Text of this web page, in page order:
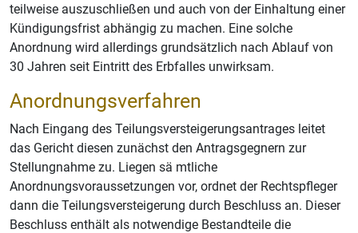
teilweise auszuschließen und auch von der Einhaltung einer
Kündigungsfrist abhängig zu machen. Eine solche
Anordnung wird allerdings grundsätzlich nach Ablauf von
30 Jahren seit Eintritt des Erbfalles unwirksam.
Anordnungsverfahren
Nach Eingang des Teilungsversteigerungsantrages leitet
das Gericht diesen zunächst den Antragsgegnern zur
Stellungnahme zu. Liegen sä mtliche
Anordnungsvoraussetzungen vor, ordnet der Rechtspfleger
dann die Teilungsversteigerung durch Beschluss an. Dieser
Beschluss enthält als notwendige Bestandteile die